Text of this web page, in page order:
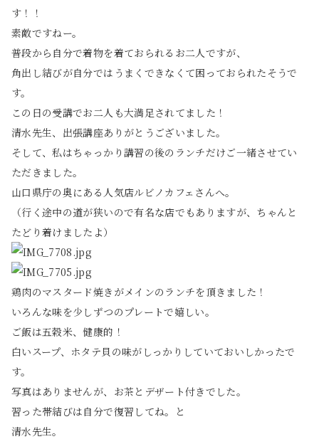
す！！
素敵ですねー。
普段から自分で着物を着ておられるお二人ですが、
角出し結びが自分ではうまくできなくて困っておられたそうで
す。
この日の受講でお二人も大満足されてました！
清水先生、出張講座ありがとうございました。
そして、私はちゃっかり講習の後のランチだけご一緒させてい
ただきました。
山口県庁の奥にある人気店ルビノカフェさんへ。
（行く途中の道が狭いので有名な店でもありますが、ちゃんと
たどり着けましたよ）
鶏肉のマスタード焼きがメインのランチを頂きました！
いろんな味を少しずつのプレートで嬉しい。
ご飯は五穀米、健康的！
白いスープ、ホタテ貝の味がしっかりしていておいしかったで
す。
写真はありませんが、お茶とデザート付きでした。
習った帯結びは自分で復習してね。と
清水先生。